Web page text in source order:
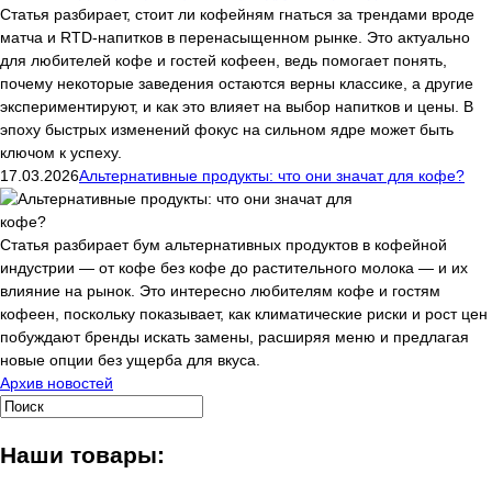
Статья разбирает, стоит ли кофейням гнаться за трендами вроде
матча и RTD-напитков в перенасыщенном рынке. Это актуально
для любителей кофе и гостей кофеен, ведь помогает понять,
почему некоторые заведения остаются верны классике, а другие
экспериментируют, и как это влияет на выбор напитков и цены. В
эпоху быстрых изменений фокус на сильном ядре может быть
ключом к успеху.
17.03.2026Альтернативные продукты: что они значат для кофе?
Статья разбирает бум альтернативных продуктов в кофейной
индустрии — от кофе без кофе до растительного молока — и их
влияние на рынок. Это интересно любителям кофе и гостям
кофеен, поскольку показывает, как климатические риски и рост цен
побуждают бренды искать замены, расширяя меню и предлагая
новые опции без ущерба для вкуса.
Архив новостей
Наши товары: